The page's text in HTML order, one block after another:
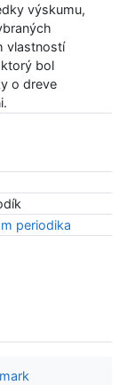
výskumu,
vlastností
bol
o dreve
periodika